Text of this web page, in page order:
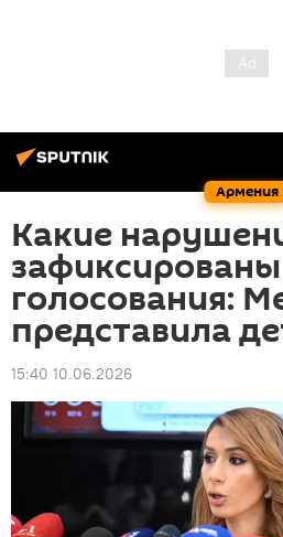
Армения
Какие
голосования:
представила
15:40 10.06.2026